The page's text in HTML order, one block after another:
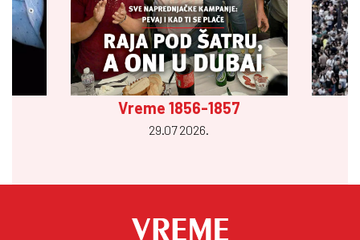
Vreme 1856-1857
29.07 2026.